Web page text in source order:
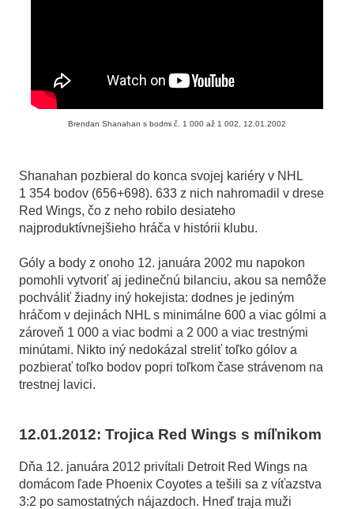
Brendan Shanahan s bodmi č. 1 000 až 1 002, 12.01.2002
Shanahan pozbieral do konca svojej kariéry v NHL
1 354 bodov (656+698). 633 z nich nahromadil v drese
Red Wings, čo z neho robilo desiateho
najproduktívnejšieho hráča v histórii klubu.
Góly a body z onoho 12. januára 2002 mu napokon
pomohli vytvoriť aj jedinečnú bilanciu, akou sa nemôže
pochváliť žiadny iný hokejista: dodnes je jediným
hráčom v dejinách NHL s minimálne 600 a viac gólmi a
zároveň 1 000 a viac bodmi a 2 000 a viac trestnými
minútami. Nikto iný nedokázal streliť toľko gólov a
pozbierať toľko bodov popri toľkom čase strávenom na
trestnej lavici.
12.01.2012: Trojica Red Wings s míľnikom
Dňa 12. januára 2012 privítali Detroit Red Wings na
domácom ľade Phoenix Coyotes a tešili sa z víťazstva
3:2 po samostatných nájazdoch. Hneď traja muži